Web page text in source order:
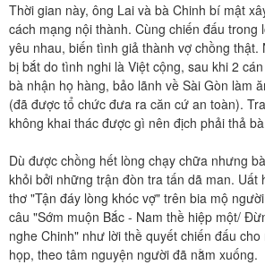
Thời gian này, ông Lai và bà Chinh bí mật
cách mạng nội thành. Cùng chiến đấu trong
yêu nhau, biến tình giả thành vợ chồng thật.
bị bắt do tình nghi là Việt cộng, sau khi 2
bà nhận họ hàng, bảo lãnh về Sài Gòn làm
(đã được tổ chức đưa ra căn cứ an toàn).
không khai thác được gì nên địch phải thả
Dù được chồng hết lòng chạy chữa nhưng
khỏi bởi những trận đòn tra tấn dã man. Uất
thơ "Tận đáy lòng khóc vợ" trên bia mộ
câu "Sớm muộn Bắc - Nam thề hiệp một/
nghe Chinh" như lời thề quyết chiến đấu
họp, theo tâm nguyện người đã nằm xuống.